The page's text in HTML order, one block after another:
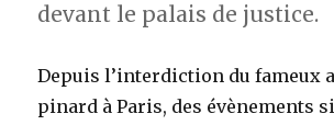
devant le palais de justice.
Depuis l’interdiction du fameux
pinard à Paris, des évènements